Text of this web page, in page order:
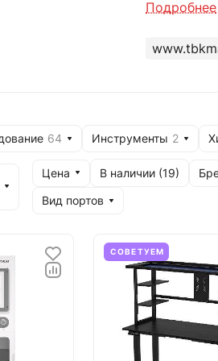
основана
для
Подробнее
64 Инструменты 2
Цена В наличии (19)
Вид портов
СОВЕТУЕМ